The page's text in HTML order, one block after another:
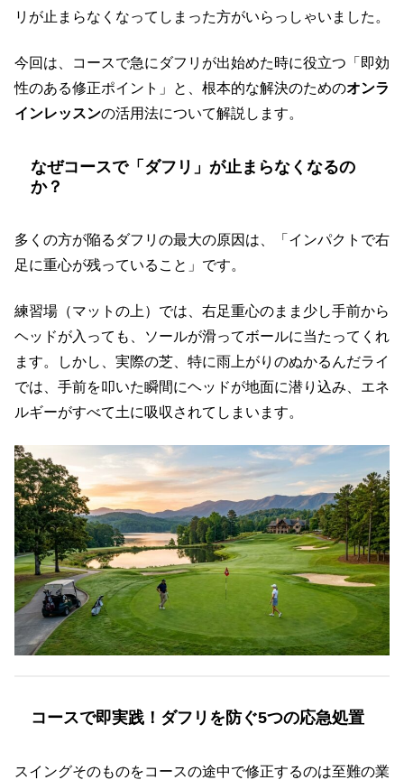
リが止まらなくなってしまった方がいらっしゃいました。
今回は、コースで急にダフリが出始めた時に役立つ「即効
性のある修正ポイント」と、根本的な解決のためのオンラ
インレッスンの活用法について解説します。
なぜコースで「ダフリ」が止まらなくなるの
か？
多くの方が陥るダフリの最大の原因は、「インパクトで右
足に重心が残っていること」です。
練習場（マットの上）では、右足重心のまま少し手前から
ヘッドが入っても、ソールが滑ってボールに当たってくれ
ます。しかし、実際の芝、特に雨上がりのぬかるんだライ
では、手前を叩いた瞬間にヘッドが地面に潜り込み、エネ
ルギーがすべて土に吸収されてしまいます。
コースで即実践！ダフリを防ぐ5つの応急処置
スイングそのものをコースの途中で修正するのは至難の業